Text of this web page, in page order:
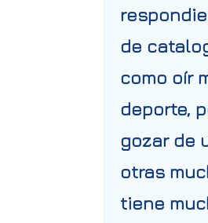
de
como oír
deporte,
gozar de
otras
tiene